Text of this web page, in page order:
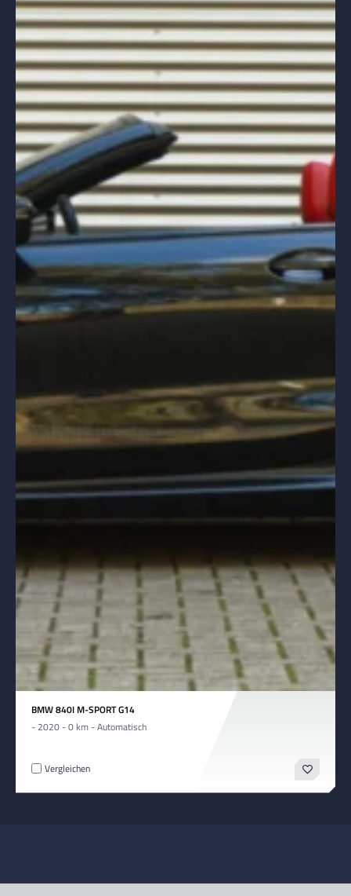
BMW 840I M-SPORT G14
- 2020 - 0 km - Automatisch
Vergleichen